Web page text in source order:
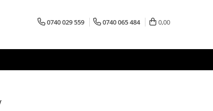
0740 029 559 0740 065 484 0,00